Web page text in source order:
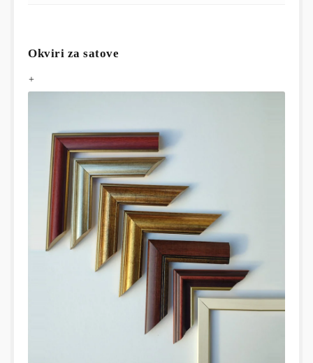
Okviri za satove
+